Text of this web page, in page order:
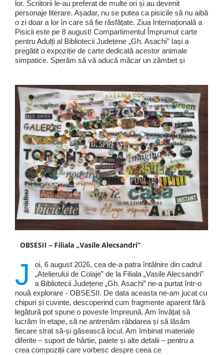
lor. Scriitorii le-au preferat de multe ori și au devenit
personaje literare. Așadar, nu se putea ca pisicile să nu aibă
o zi doar a lor în care să fie răsfățate. Ziua Internațională a
Pisicii este pe 8 august! Compartimentul Împrumut carte
pentru Adulți al Bibliotecii Județene „Gh. Asachi” Iași a
pregătit o expoziție de carte dedicată acestor animale
simpatice. Sperăm să vă aducă măcar un zâmbet și
OBSESII – Filiala „Vasile Alecsandri”
J
oi, 6 august 2026, cea de-a patra întâlnire din cadrul
„Atelierului de Colaje” de la Filiala „Vasile Alecsandri”
a Bibliotecii Județene „Gh. Asachi” ne-a purtat într-o
nouă explorare - OBSESII. De data aceasta ne-am jucat cu
chipuri și cuvinte, descoperind cum fragmente aparent fără
legătură pot spune o poveste împreună. Am învățat să
lucrăm în etape, să ne antrenăm răbdarea și să lăsăm
fiecare strat să-și găsească locul. Am îmbinat materiale
diferite – suport de hârtie, paiete și alte detalii – pentru a
crea compoziții care vorbesc despre ceea ce